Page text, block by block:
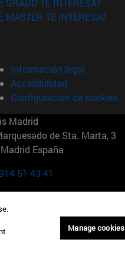
GRADO TE INTERESA?
MÁSTER TE INTERESA?
Información legal
Accesibilidad
Configuración de cookies
Madrid
de Sta. Marta, 3
España
51 43 41
Straße 15 81675
24209790
Manage cookies